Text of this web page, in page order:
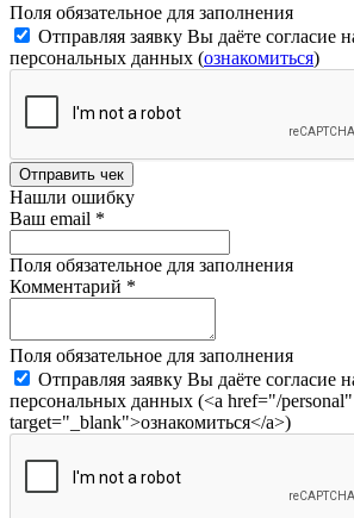
Поля обязательное для заполнения
Отправляя заявку Вы даёте согласие
персональных данных (ознакомиться)
Отправить чек
Нашли ошибку
Ваш email *
Поля обязательное для заполнения
Комментарий *
Поля обязательное для заполнения
Отправляя заявку Вы даёте согласие
персональных данных (<a href="/personal"
target="_blank">ознакомиться</a>)